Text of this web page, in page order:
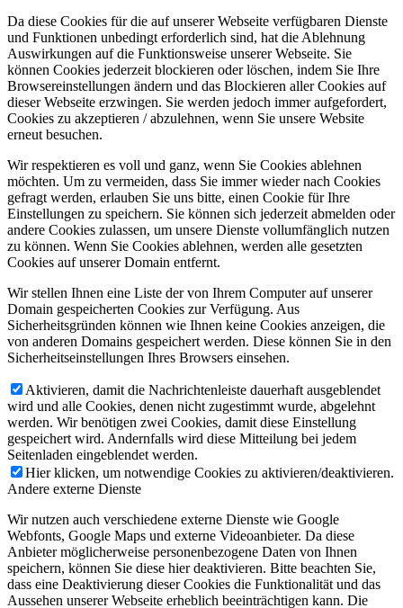
Da diese Cookies für die auf unserer Webseite verfügbaren Dienste
und Funktionen unbedingt erforderlich sind, hat die Ablehnung
Auswirkungen auf die Funktionsweise unserer Webseite. Sie
können Cookies jederzeit blockieren oder löschen, indem Sie Ihre
Browsereinstellungen ändern und das Blockieren aller Cookies auf
dieser Webseite erzwingen. Sie werden jedoch immer aufgefordert,
Cookies zu akzeptieren / abzulehnen, wenn Sie unsere Website
erneut besuchen.
Wir respektieren es voll und ganz, wenn Sie Cookies ablehnen
möchten. Um zu vermeiden, dass Sie immer wieder nach Cookies
gefragt werden, erlauben Sie uns bitte, einen Cookie für Ihre
Einstellungen zu speichern. Sie können sich jederzeit abmelden oder
andere Cookies zulassen, um unsere Dienste vollumfänglich nutzen
zu können. Wenn Sie Cookies ablehnen, werden alle gesetzten
Cookies auf unserer Domain entfernt.
Wir stellen Ihnen eine Liste der von Ihrem Computer auf unserer
Domain gespeicherten Cookies zur Verfügung. Aus
Sicherheitsgründen können wie Ihnen keine Cookies anzeigen, die
von anderen Domains gespeichert werden. Diese können Sie in den
Sicherheitseinstellungen Ihres Browsers einsehen.
Aktivieren, damit die Nachrichtenleiste dauerhaft ausgeblendet
wird und alle Cookies, denen nicht zugestimmt wurde, abgelehnt
werden. Wir benötigen zwei Cookies, damit diese Einstellung
gespeichert wird. Andernfalls wird diese Mitteilung bei jedem
Seitenladen eingeblendet werden.
Hier klicken, um notwendige Cookies zu aktivieren/deaktivieren.
Andere externe Dienste
Wir nutzen auch verschiedene externe Dienste wie Google
Webfonts, Google Maps und externe Videoanbieter. Da diese
Anbieter möglicherweise personenbezogene Daten von Ihnen
speichern, können Sie diese hier deaktivieren. Bitte beachten Sie,
dass eine Deaktivierung dieser Cookies die Funktionalität und das
Aussehen unserer Webseite erheblich beeinträchtigen kann. Die